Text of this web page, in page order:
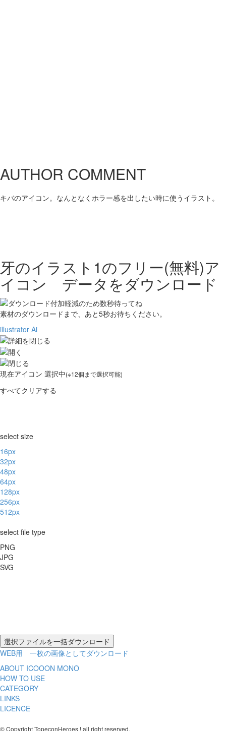
AUTHOR COMMENT
キバのアイコン。なんとなくホラー感を出したい時に使うイラスト。
牙のイラスト1のフリー(無料)ア
イコン データをダウンロード
素材のダウンロードまで、あと5秒お待ちください。
illustrator Ai
現在アイコン 選択中(※12個まで選択可能)
すべてクリアする
select size
16px
32px
48px
64px
128px
256px
512px
select file type
PNG
JPG
SVG
WEB用 一枚の画像としてダウンロード
ABOUT ICOOON MONO
HOW TO USE
CATEGORY
LINKS
LICENCE
© Copyright TopeconHeroes ! all right reserved.